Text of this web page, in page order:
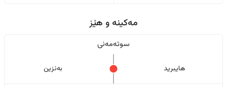
مەکینە و هێز
سوتەمەنی
هایبرید بەنزین